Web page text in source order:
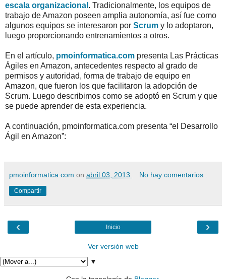
escala organizacional . Tradicionalmente, los equipos de
trabajo de Amazon poseen amplia autonomía, así fue como
algunos equipos se interesaron por Scrum y lo adoptaron,
luego proporcionando entrenamientos a otros.
En el artículo, pmoinformatica.com presenta Las Prácticas
Ágiles en Amazon, antecedentes respecto al grado de
permisos y autoridad, forma de trabajo de equipo en
Amazon, que fueron los que facilitaron la adopción de
Scrum. Luego describimos como se adoptó en Scrum y que
se puede aprender de esta experiencia.
A continuación, pmoinformatica.com presenta “el Desarrollo
Ágil en Amazon”:
pmoinformatica.com on abril 03, 2013 No hay comentarios :
Compartir
‹ ›
Inicio
Ver versión web
▼